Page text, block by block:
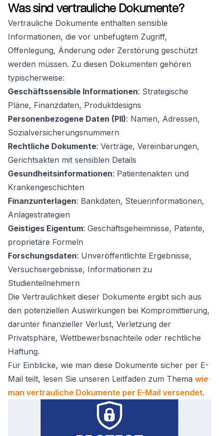
Was sind vertrauliche Dokumente?
Vertrauliche Dokumente enthalten sensible
Informationen, die vor unbefugtem Zugriff,
Offenlegung, Änderung oder Zerstörung geschützt
werden müssen. Zu diesen Dokumenten gehören
typischerweise:
Geschäftssensible Informationen: Strategische
Pläne, Finanzdaten, Produktdesigns
Personenbezogene Daten (PII): Namen, Adressen,
Sozialversicherungsnummern
Rechtliche Dokumente: Verträge, Vereinbarungen,
Gerichtsakten mit sensiblen Details
Gesundheitsinformationen: Patientenakten und
Krankengeschichten
Finanzunterlagen: Bankdaten, Steuerinformationen,
Anlagestrategien
Geistiges Eigentum: Geschäftsgeheimnisse, Patente,
proprietäre Formeln
Forschungsdaten: Unveröffentlichte Ergebnisse,
Versuchsergebnisse, Informationen zu
Studienteilnehmern
Die Vertraulichkeit dieser Dokumente ergibt sich aus
den potenziellen Auswirkungen bei Kompromittierung,
darunter finanzieller Verlust, Verletzung der
Privatsphäre, Wettbewerbsnachteile oder rechtliche
Haftung.
Für Einblicke, wie man diese Dokumente sicher per E-
Mail teilt, lesen Sie unseren Leitfaden zum Thema wie
man vertrauliche Dokumente per E-Mail versendet.